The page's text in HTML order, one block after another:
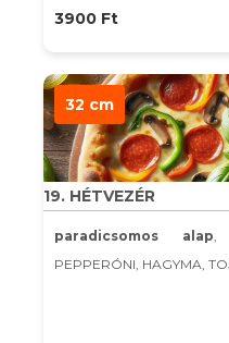
3900 Ft
32 cm
19. HÉTVEZÉR
paradicsomos alap,
PEPPERÓNI, HAGYMA,